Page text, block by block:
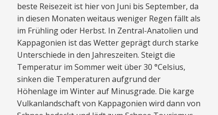
beste Reisezeit ist hier von Juni bis September, da
in diesen Monaten weitaus weniger Regen fällt als
im Frühling oder Herbst. In Zentral-Anatolien und
Kappagonien ist das Wetter geprägt durch starke
Unterschiede in den Jahreszeiten. Steigt die
Temperatur im Sommer weit über 30 °Celsius,
sinken die Temperaturen aufgrund der
Höhenlage im Winter auf Minusgrade. Die karge
Vulkanlandschaft von Kappagonien wird dann von